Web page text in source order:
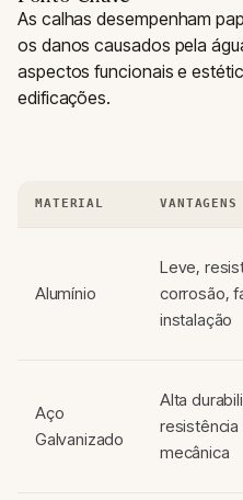
As calhas desempenham
os danos causados pela
aspectos funcionais e
edificações.
MATERIAL VANTAGENS
Alumínio
Leve,
corrosão,
instalação
Aço
Galvanizado
Alta
resistência
mecânica